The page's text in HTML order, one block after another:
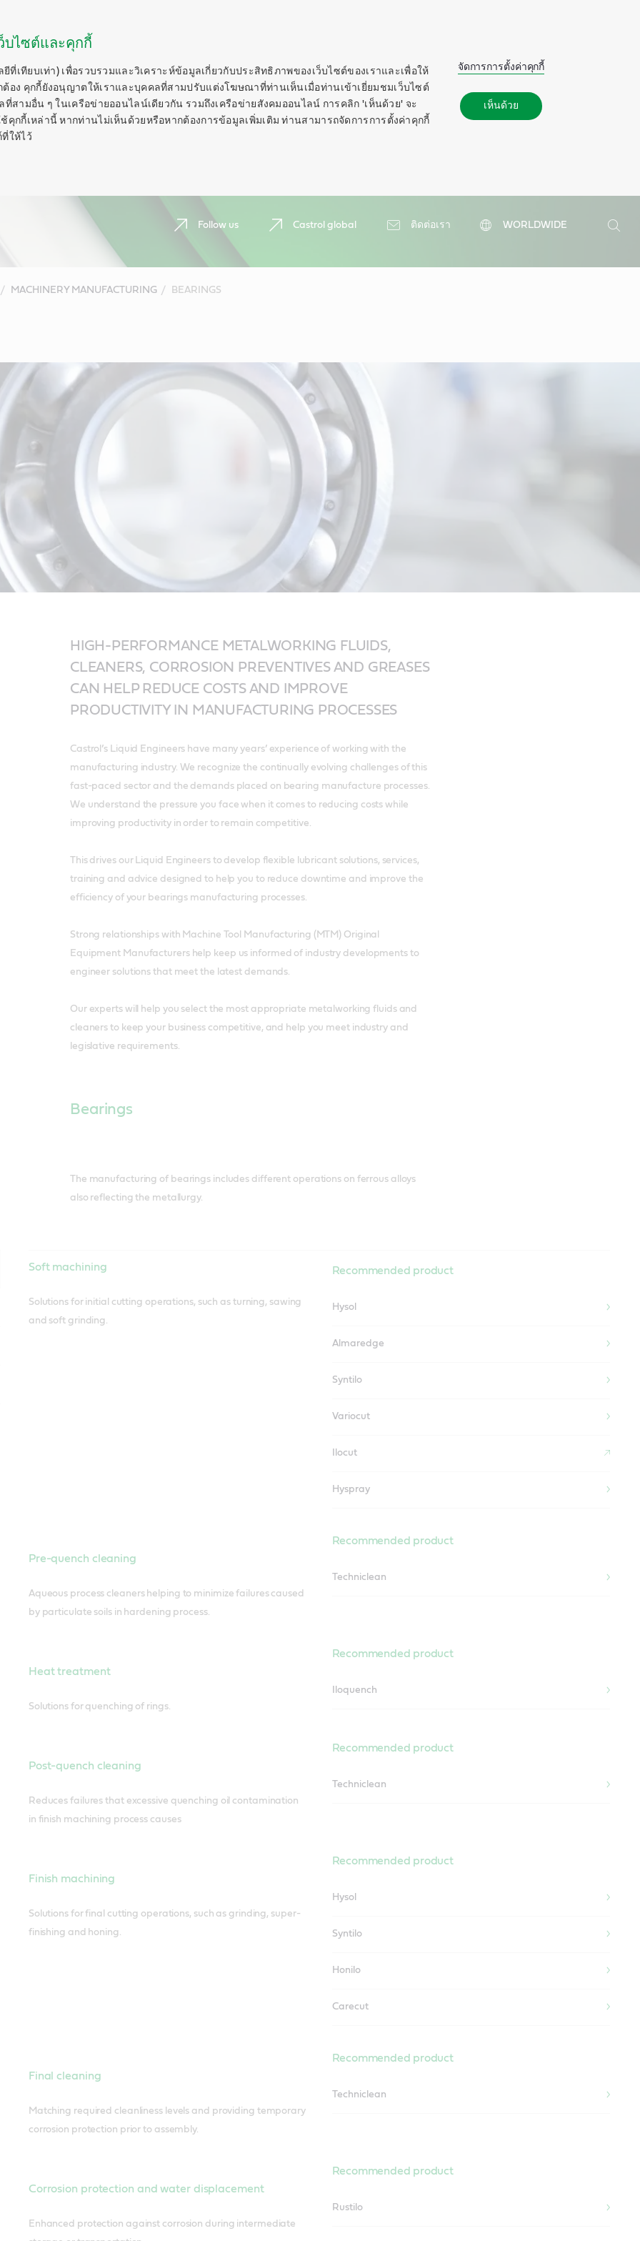
บไซต์และคุกกี้
ยีที่เทียบเท่า) เพื่อรวบรวมและวิเคราะห์ข้อมูลเกี่ยวกับประสิทธิภาพของเว็บไซต์ของเราและเพื่อให้
ต้อง คุกกี้ยังอนุญาตให้เราและบุคคลที่สามปรับแต่งโฆษณาที่ท่านเห็นเมื่อท่านเข้าเยี่ยมชมเว็บไซต์
ที่สามอื่น ๆ ในเครือข่ายออนไลน์เดียวกัน รวมถึงเครือข่ายสังคมออนไลน์ การคลิก 'เห็นด้วย' จะ
คุกกี้เหล่านี้ หากท่านไม่เห็นด้วยหรือหากต้องการข้อมูลเพิ่มเติม ท่านสามารถจัดการการตั้งค่าคุกกี้
ให้ไว้
จัดการการตั้งค่าคุกกี้
เห็นด้วย
Follow us Castrol global ติดต่อเรา
WORLDWIDE
ค้นหา
MACHINERY MANUFACTURING BEARINGS
HIGH-PERFORMANCE METALWORKING FLUIDS,
CLEANERS, CORROSION PREVENTIVES AND GREASES
CAN HELP REDUCE COSTS AND IMPROVE
PRODUCTIVITY IN MANUFACTURING PROCESSES
Castrol’s Liquid Engineers have many years’ experience of working with the
manufacturing industry. We recognize the continually evolving challenges of this
fast-paced sector and the demands placed on bearing manufacture processes.
We understand the pressure you face when it comes to reducing costs while
improving productivity in order to remain competitive.
This drives our Liquid Engineers to develop flexible lubricant solutions, services,
training and advice designed to help you to reduce downtime and improve the
efficiency of your bearings manufacturing processes.
Strong relationships with Machine Tool Manufacturing (MTM) Original
Equipment Manufacturers help keep us informed of industry developments to
engineer solutions that meet the latest demands.
Our experts will help you select the most appropriate metalworking fluids and
cleaners to keep your business competitive, and help you meet industry and
legislative requirements.
Bearings
The manufacturing of bearings includes different operations on ferrous alloys
also reflecting the metallurgy.
Soft machining
Solutions for initial cutting operations, such as turning, sawing
and soft grinding.
Recommended product
Hysol
Almaredge
Syntilo
Variocut
Ilocut
Hyspray
Pre-quench cleaning
Aqueous process cleaners helping to minimize failures caused
by particulate soils in hardening process.
Recommended product
Techniclean
Heat treatment
Solutions for quenching of rings.
Recommended product
Iloquench
Post-quench cleaning
Reduces failures that excessive quenching oil contamination
in finish machining process causes
Recommended product
Techniclean
Finish machining
Solutions for final cutting operations, such as grinding, super-
finishing and honing.
Recommended product
Hysol
Syntilo
Honilo
Carecut
Final cleaning
Matching required cleanliness levels and providing temporary
corrosion protection prior to assembly.
Recommended product
Techniclean
Corrosion protection and water displacement
Enhanced protection against corrosion during intermediate
Recommended product
Rustilo